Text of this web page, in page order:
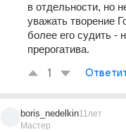
в отдельности, но
уважать творение
более его судить -
прерогатива.
1
boris_nedelkin
Мастер
11лет